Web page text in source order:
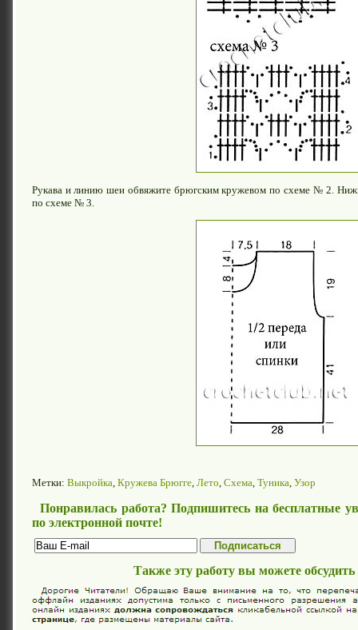
Рукава и линию шеи обвяжите брюгским кружевом по схеме № 2.
по схеме № 3.
Метки: Выкройка Кружева Брюгге Лето Схема Туника Узор
Понравилась работа? Подпишитесь на бесплатные
по электронной почте!
Также эту работу вы можете